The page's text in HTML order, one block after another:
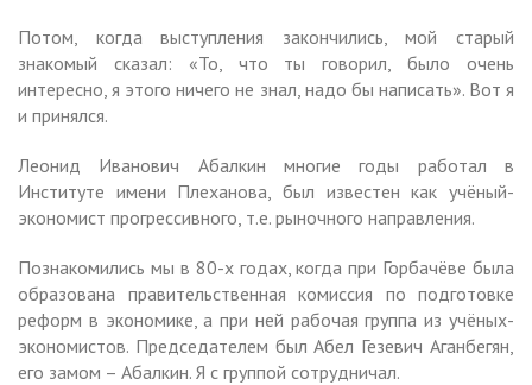
Потом, когда выступления закончились, мой старый
знакомый сказал: «То, что ты говорил, было очень
интересно, я этого ничего не знал, надо бы написать». Вот я
и принялся.
Леонид Иванович Абалкин многие годы работал в
Институте имени Плеханова, был известен как учёный-
экономист прогрессивного, т.е. рыночного направления.
Познакомились мы в 80-х годах, когда при Горбачёве была
образована правительственная комиссия по подготовке
реформ в экономике, а при ней рабочая группа из учёных-
экономистов. Председателем был Абел Гезевич Аганбегян,
его замом – Абалкин. Я с группой сотрудничал.